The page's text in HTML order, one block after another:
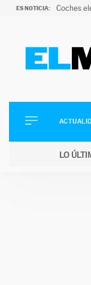
ES NOTICIA: Coches
ELÉCTRICOS
CONDUCIR
LO